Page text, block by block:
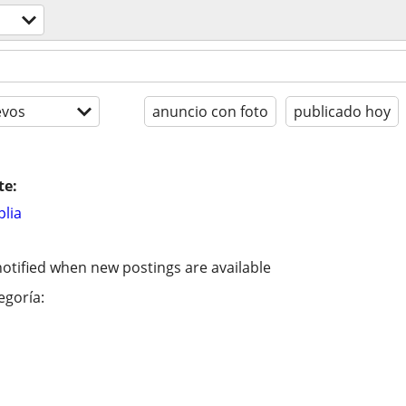
anuncio con foto publicado hoy
when new postings are available